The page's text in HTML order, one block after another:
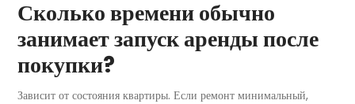
Сколько времени обычно
занимает запуск аренды после
покупки?
Зависит от состояния квартиры. Если ремонт минимальный,